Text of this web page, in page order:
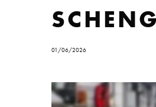
01/06/2026